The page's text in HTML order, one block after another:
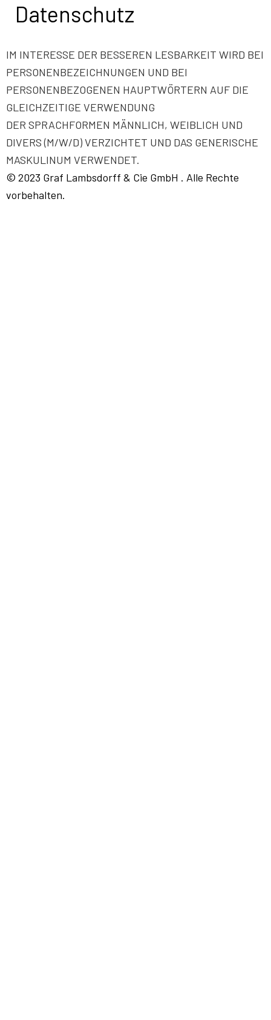
Datenschutz
IM INTERESSE DER BESSEREN LESBARKEIT WIRD BEI
PERSONENBEZEICHNUNGEN UND BEI
PERSONENBEZOGENEN HAUPTWÖRTERN AUF DIE
GLEICHZEITIGE VERWENDUNG
DER SPRACHFORMEN MÄNNLICH, WEIBLICH UND
DIVERS (M/W/D) VERZICHTET UND DAS GENERISCHE
MASKULINUM VERWENDET.
© 2023 Graf Lambsdorff & Cie GmbH . Alle Rechte
vorbehalten.